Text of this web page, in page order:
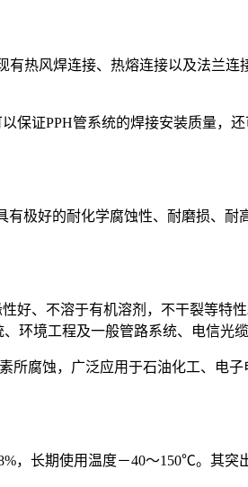
热风焊连接、热熔连接以及法兰
保证PPH管系统的焊接安装质量，
极好的耐化学腐蚀性、耐磨损、耐
好、不溶于有机溶剂，不干裂等特
环境工程及一般管路系统、电信光
腐蚀，广泛应用于石油化工、电子
，长期使用温度－40～150℃。其